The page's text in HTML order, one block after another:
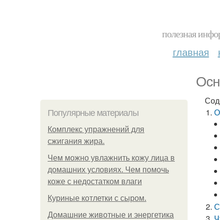
полезная
главная
Популярные материалы
Комплекс упражнений для
сжигания жира.
Чем можно увлажнить кожу лица в
домашних условиях. Чем помочь
коже с недостатком влаги
Куриные котлетки с сыром.
Домашние животные и энергетика